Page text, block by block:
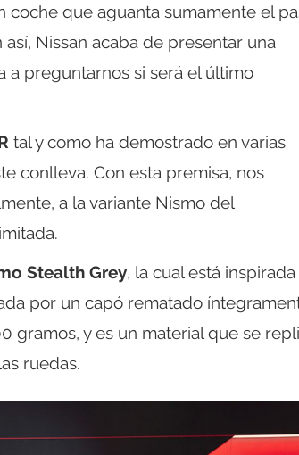
coche que aguanta sumamente el
Nissan acaba de presentar una
a preguntarnos si será el último
tal y como ha demostrado en varias
conlleva. Con esta premisa, nos
a la variante Nismo del
Stealth Grey, la cual está
por un capó rematado
gramos, y es un material que se
ruedas.